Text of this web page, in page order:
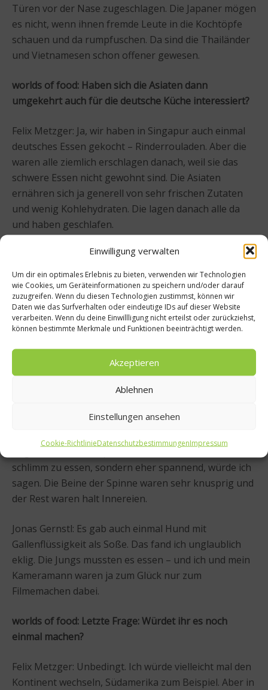
Einwilligung verwalten
Um dir ein optimales Erlebnis zu bieten, verwenden wir Technologien
wie Cookies, um Geräteinformationen zu speichern und/oder darauf
zuzugreifen. Wenn du diesen Technologien zustimmst, können wir
Daten wie das Surfverhalten oder eindeutige IDs auf dieser Website
verarbeiten. Wenn du deine Einwillligung nicht erteilst oder zurückziehst,
können bestimmte Merkmale und Funktionen beeinträchtigt werden.
Akzeptieren
Ablehnen
Einstellungen ansehen
Cookie-RichtlinieDatenschutzbestimmungenImpressum
Türen vor der Nase zugeschlagen. Die Japaner mögen
es nicht, wenn ihnen fremde Leute in die Kochtöpfe
schauen und da rumpfuschen. Da sind die Thailänder
und Vietnamesen schon offener gewesen.
worlds of food: Haben sich die Asiaten dann
umgekehrt auch für die deutsche Küche interessiert?
Felix Metzger: Ja, wir haben in Singapur auch einmal
deutsches Essen gekocht – Rinderrouladen. Aber die
waren alle ziemlich erschlagen danach, weil sie das
schwere Essen nicht gewohnt sind. Die Asiaten
ernähren sich ja generell von sehr frischen Zutaten
und wenig Kohlehydraten. Die lagen danach alle da
und haben geschlafen.
worlds of food: Was war das Schlimmste was ihr
gegessen habt?
ungewöhnlichsten Speisen. Aber das war nicht
schlimm zu essen, sondern eher spannend, würde ich
sagen. Die Beine der Spinne waren sehr knusprig und
der Rest waren halt Innereien.
Jonas Gernstl: Es gab auch einmal Hund mit
Gallenflüssigkeit als Soße. Das fand ich unglaublich
eklig. Die Jungs mussten es essen – und ich und mein
Kameramann waren ja zum Glück nur zum
Filmemachen dabei.
worlds of food: Letzte Frage: Würdet ihr es noch
einmal machen?
Felix Metzger: Unbedingt. Ich würde vielleicht mal den
Kontinent wechseln, Südamerika zum Beispiel. Aber in